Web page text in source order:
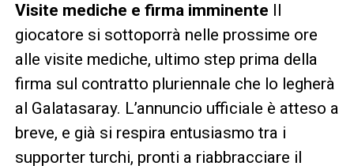
Visite mediche e firma imminente Il
giocatore si sottoporrà nelle prossime ore
alle visite mediche, ultimo step prima della
firma sul contratto pluriennale che lo legherà
al Galatasaray. L’annuncio ufficiale è atteso a
breve, e già si respira entusiasmo tra i
supporter turchi, pronti a riabbracciare il